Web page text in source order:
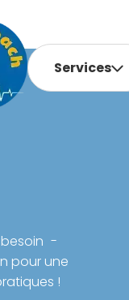
Services
pour une
!